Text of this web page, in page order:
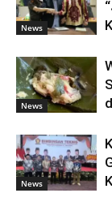
News
News
News